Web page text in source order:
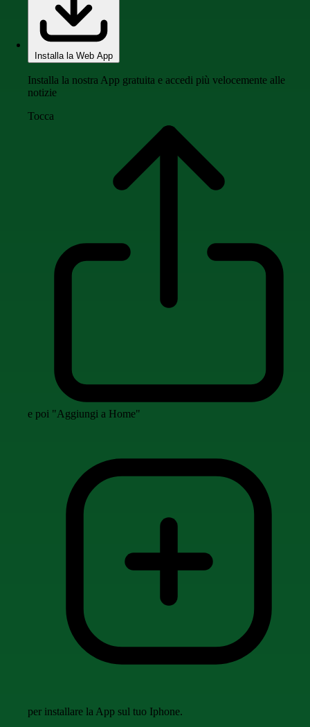
Installa la Web App
Installa la nostra App gratuita e accedi più velocemente alle
notizie
Tocca
e poi "Aggiungi a Home"
per installare la App sul tuo Iphone.